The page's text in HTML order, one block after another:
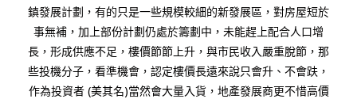
鎮發展計劃，有的只是一些規模較細的新發展區，對房屋短於
事無補，加上部份計劃仍處於籌劃中，未能趕上配合人口增
長，形成供應不足，樓價節節上升，與市民收入嚴重脫節，那
些投機分子，看準機會，認定樓價長遠來說只會升、不會趺，
作為投資者 (美其名)當然會大量入貨，地產發展商更不惜高價